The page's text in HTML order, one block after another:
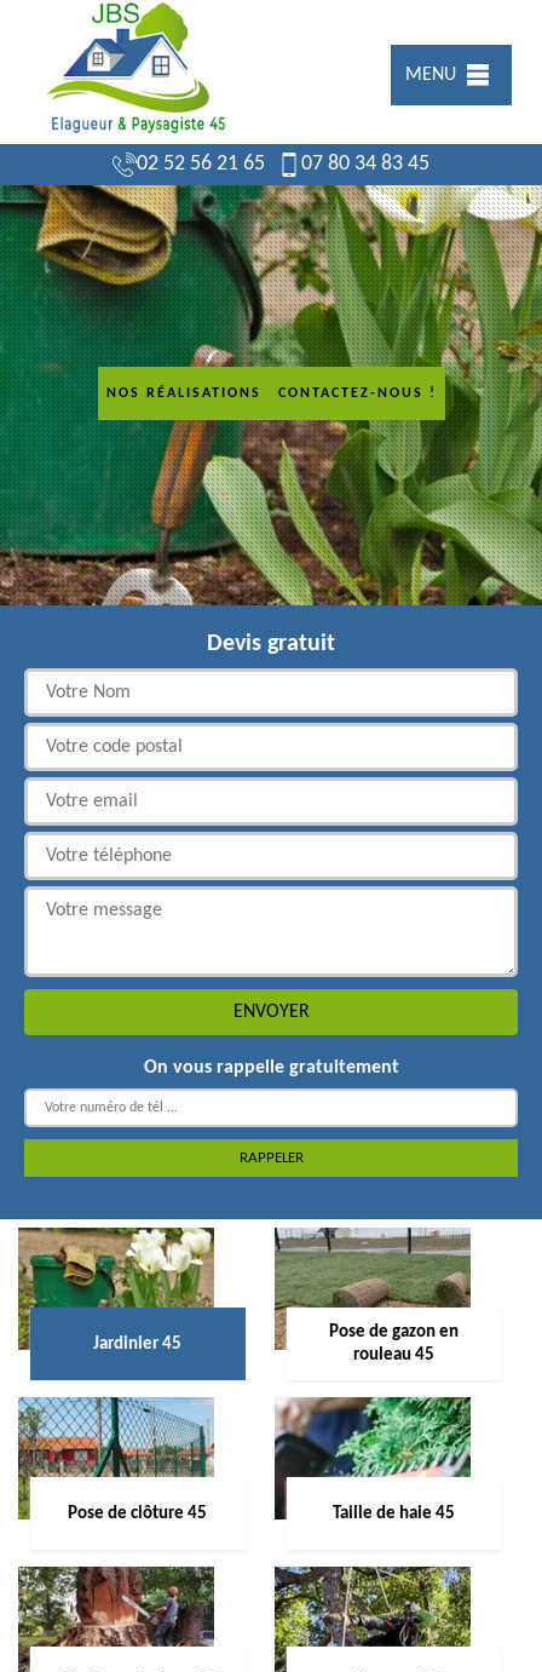
MENU
02 52 56 21 65 07 80 34 83 45
NOS RÉALISATIONS CONTACTEZ-NOUS !
Devis gratuit
On vous rappelle gratuitement
Jardinier 45
Pose de gazon en
rouleau 45
Pose de clôture 45 Taille de haie 45